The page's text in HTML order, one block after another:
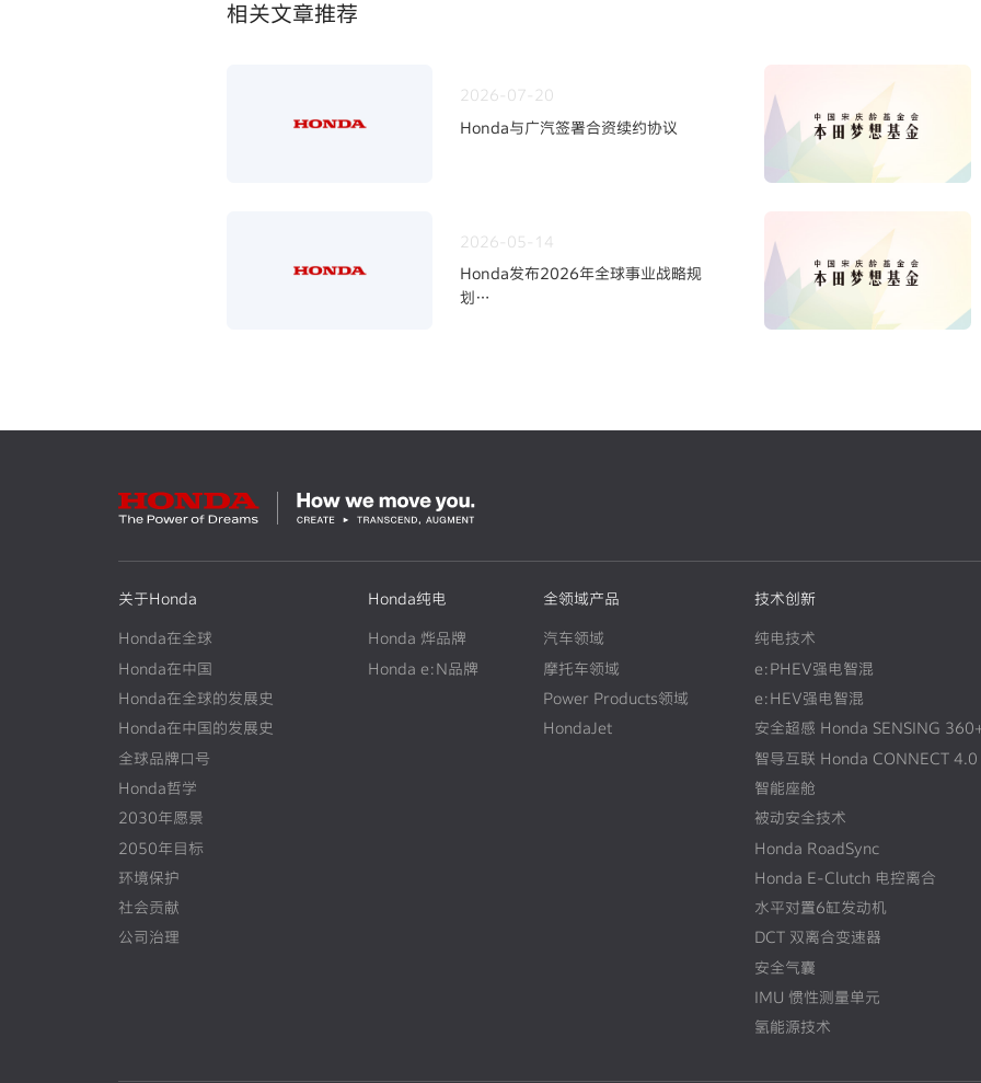
相关文章推荐
2026-07-20
Honda与广汽签署合资续约协议
2026-05-14
Honda发布2026年全球事业战略规
划
关于Honda
Honda在全球
Honda在中国
Honda在全球的发展史
Honda在中国的发展史
全球品牌口号
Honda哲学
2030年愿景
2050年目标
环境保护
社会贡献
公司治理
Honda纯电
Honda 烨品牌
Honda e:N品牌
全领域产品
汽车领域
摩托车领域
Power Products领域
HondaJet
技术创新
纯电技术
e:PHEV强电智混
e:HEV强电智混
安全超感 Honda SENSING
智导互联 Honda CONNECT 4.0
智能座舱
被动安全技术
Honda RoadSync
Honda E-Clutch 电控离合
水平对置6缸发动机
DCT 双离合变速器
安全气囊
IMU 惯性测量单元
氢能源技术